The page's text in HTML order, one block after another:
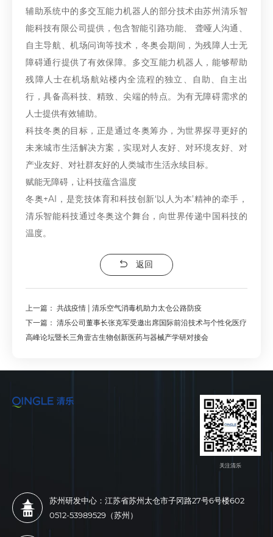
辅助系统中的多交互能力机器人的部分技术由苏州清乐智
能科技有限公司提供，包含智能引路功能、 聋哑人沟通、
自主导航、机场问询等技术，冬奥会期间，为残障人士无
障碍通行提供了有效保障。多交互能力机器人，能够帮助
残障人士在机场航站楼内全流程的独立、自助、自主出
行，具备高科技、精致、尖端的特点。为有无障碍需求的
人士提供有效辅助。
科技冬奥的目标，正是通过冬奥筹办，为世界探寻更好的
未来城市生活解决方案，实现对人友好、对环境友好、对
产业友好、对社群友好的人类城市生活永续目标。
赋能无障碍，让科技蕴含温度
冬奥+AI，是竞技体育和科技创新‘以人为本’精神的牵手，
清乐智能科技通过冬奥这个舞台，向世界传递中国科技的
温度。
返回
上一篇：共战疫情 | 清乐空气消毒机助力太仓公路防疫
下一篇：清乐公司董事长张克军受邀出席国际前沿技术与个性化医疗
高峰论坛暨长三角壹古生物创新医药与器械产学研对接会
关注清乐
苏州研发中心：江苏省苏州太仓市子冈路27号6号楼602
0512-53989529（苏州）